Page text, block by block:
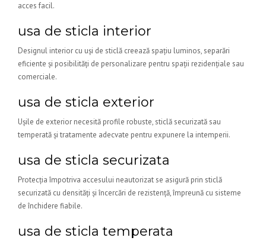
acces facil.
usa de sticla interior
Designul interior cu uși de sticlă creează spațiu luminos, separări
eficiente și posibilități de personalizare pentru spații rezidențiale sau
comerciale.
usa de sticla exterior
Ușile de exterior necesită profile robuste, sticlă securizată sau
temperată și tratamente adecvate pentru expunere la intemperii.
usa de sticla securizata
Protecția împotriva accesului neautorizat se asigură prin sticlă
securizată cu densități și încercări de rezistență, împreună cu sisteme
de închidere fiabile.
usa de sticla temperata